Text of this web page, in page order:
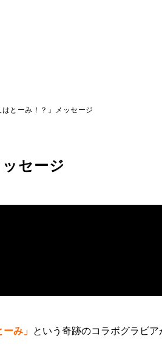
はとーみ！？』メッセージ
セージ
ーみ」 という奇跡のコラボグラビ